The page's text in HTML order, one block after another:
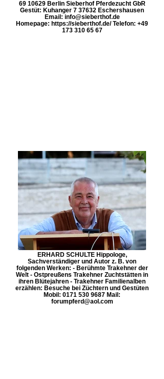
69 10629 Berlin Sieberhof Pferdezucht GbR
Gestüt: Kuhanger 7 37632 Eschershausen
Email: info@sieberthof.de
Homepage: https://sieberthof.de/ Telefon: +49
173 310 65 67
ERHARD SCHULTE Hippologe,
Sachverständiger und Autor z. B. von
folgenden Werken: - Berühmte Trakehner der
Welt - Ostpreußens Trakehner Zuchtstätten in
ihren Blütejahren - Trakehner Familienalben
erzählen: Besuche bei Züchtern und Gestüten
Mobil: 0171 530 9687 Mail:
forumpferd@aol.com